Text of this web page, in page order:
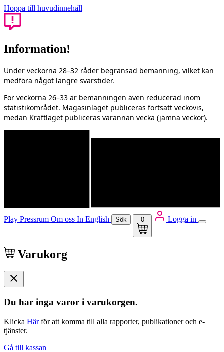
Hoppa till huvudinnehåll
Information!
Under veckorna 28–32 råder begränsad bemanning, vilket kan
medföra något längre svarstider.
För veckorna 26–33 är bemanningen även reducerad inom
statistikområdet. Magasinläget publiceras fortsatt veckovis,
medan Kraftläget publiceras varannan vecka (jämna veckor).
Play Pressrum Om oss In English Sök 0 Logga in
Varukorg
Du har inga varor i varukorgen.
Klicka Härför att komma till alla rapporter, publikationer och e-
tjänster.
Gå till kassan